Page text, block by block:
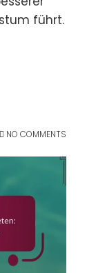
führt.
NO COMMENTS